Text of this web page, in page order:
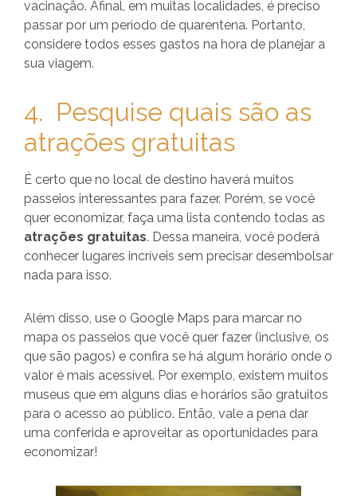
vacinação. Afinal, em muitas localidades, é preciso
passar por um período de quarentena. Portanto,
considere todos esses gastos na hora de planejar a
sua viagem.
4. Pesquise quais são as
atrações gratuitas
É certo que no local de destino haverá muitos
passeios interessantes para fazer. Porém, se você
quer economizar, faça uma lista contendo todas as
atrações gratuitas. Dessa maneira, você poderá
conhecer lugares incríveis sem precisar desembolsar
nada para isso.
Além disso, use o Google Maps para marcar no
mapa os passeios que você quer fazer (inclusive, os
que são pagos) e confira se há algum horário onde o
valor é mais acessível. Por exemplo, existem muitos
museus que em alguns dias e horários são gratuitos
para o acesso ao público. Então, vale a pena dar
uma conferida e aproveitar as oportunidades para
economizar!